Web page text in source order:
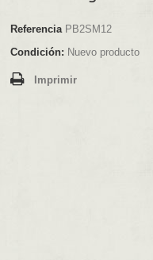
Referencia PB2SM12
Condición: Nuevo producto
Imprimir